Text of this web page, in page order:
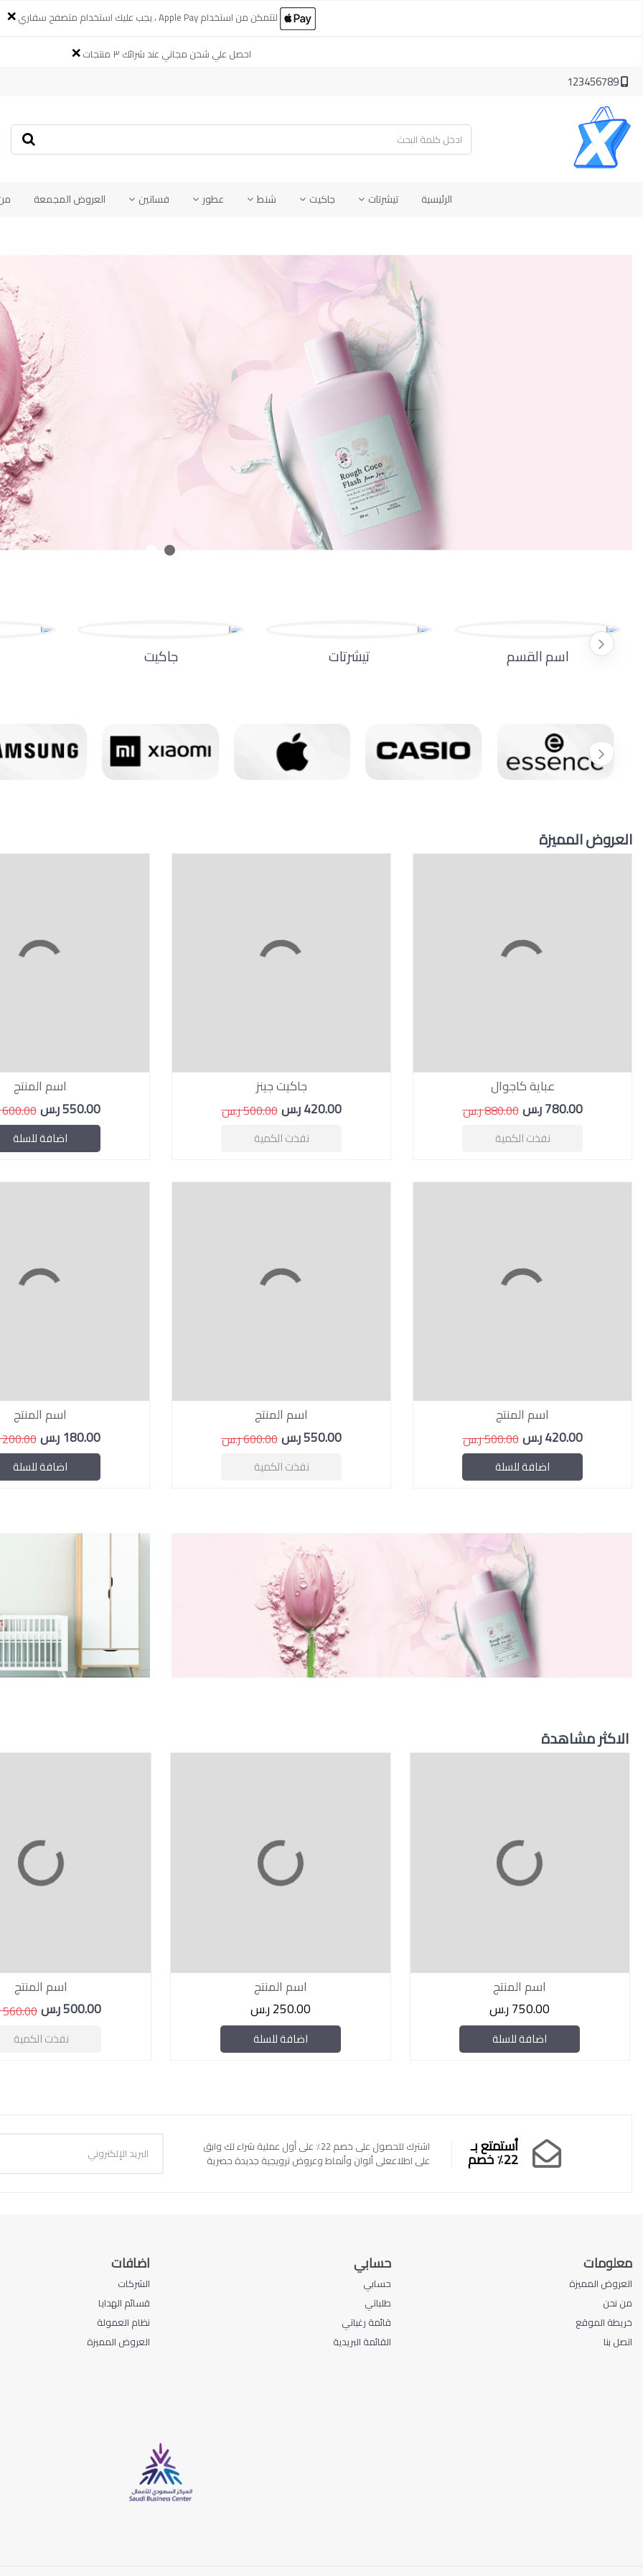
لتتمكن من استخدام Apple Pay ، يجب عليك استخدام متصفح سفاري ×
احصل علي شحن مجاني عند شرائك ٣ منتجات ×
الرئيسية تيشرتات جاكيت شنط عطور فساتين العروض المجمعة
اسم القسم تيشرتات جاكيت
العروض المميزة
عباية كاجوال
780.00 ر.س
880.00 ر.س
نفذت الكمية
جاكيت جينز
420.00 ر.س
500.00 ر.س
نفذت الكمية
اسم المنتج
550.00 ر.س
600.00 ر.س
اضافة للسلة
اسم المنتج
420.00 ر.س
500.00 ر.س
اضافة للسلة
اسم المنتج
550.00 ر.س
600.00 ر.س
نفذت الكمية
اسم المنتج
180.00 ر.س
200.00 ر.س
اضافة للسلة
الاكثر مشاهدة
اسم المنتج
750.00 ر.س
اضافة للسلة
اسم المنتج
250.00 ر.س
اضافة للسلة
اسم المنتج
500.00 ر.س
560.00 ر.س
نفذت الكمية
أستمتع بـ
22٪ خصم
اشترك للحصول على خصم 22٪ على أول عملية شراء لك وابق
على اطلاععلى ألوان وأنماط وعروض ترويجية جديدة حصرية
معلومات
العروض المميزة
من نحن
خريطة الموقع
اتصل بنا
حسابي
حسابي
طلباتي
قائمة رغباتي
القائمة البريدية
اضافات
الشركات
قسائم الهدايا
نظام العمولة
العروض المميزة